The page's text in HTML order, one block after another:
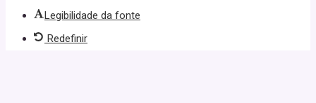
Legibilidade da fonte
Redefinir